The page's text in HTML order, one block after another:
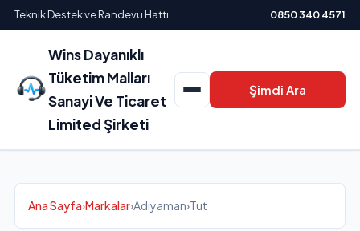
Teknik Destek ve Randevu Hattı 0850 340 4571
Wins Dayanıklı
Tüketim Malları
Sanayi Ve Ticaret
Limited Şirketi
Şimdi Ara
Ana Sayfa›Markalar›Adıyaman›Tut